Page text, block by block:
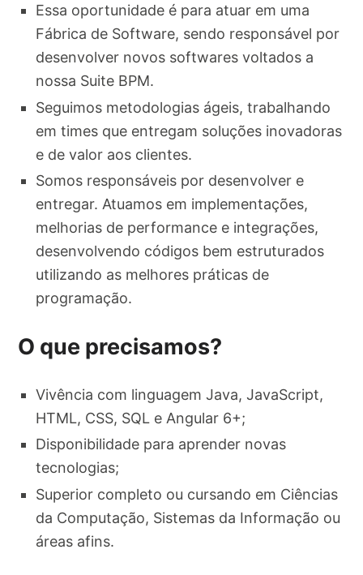
Essa oportunidade é para atuar em uma
Fábrica de Software, sendo responsável por
desenvolver novos softwares voltados a
nossa Suite BPM.
Seguimos metodologias ágeis, trabalhando
em times que entregam soluções inovadoras
e de valor aos clientes.
Somos responsáveis por desenvolver e
entregar. Atuamos em implementações,
melhorias de performance e integrações,
desenvolvendo códigos bem estruturados
utilizando as melhores práticas de
programação.
O que precisamos?
Vivência com linguagem Java, JavaScript,
HTML, CSS, SQL e Angular 6+;
Disponibilidade para aprender novas
tecnologias;
Superior completo ou cursando em Ciências
da Computação, Sistemas da Informação ou
áreas afins.